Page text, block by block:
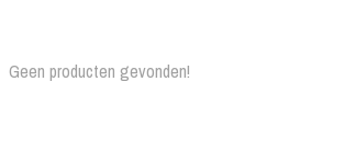
Geen producten gevonden!